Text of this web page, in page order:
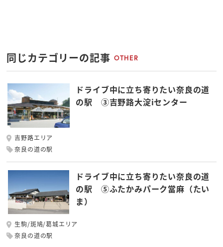
同じカテゴリーの記事 OTHER
ドライブ中に立ち寄りたい奈良の道
の駅 ③吉野路大淀iセンター
吉野路エリア
奈良の道の駅
ドライブ中に立ち寄りたい奈良の道
の駅 ⑤ふたかみパーク當麻（たい
ま）
生駒/斑鳩/葛城エリア
奈良の道の駅